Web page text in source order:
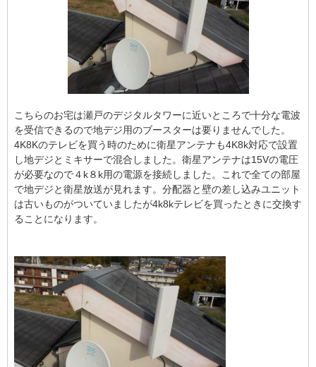
こちらのお宅は瀬戸のデジタルタワーに近いところで十分な電波
を受信できるので地デジ用のブースターは要りませんでした。
4K8Kのテレビを買う時のために衛星アンテナも4K8k対応で設置
し地デジとミキサーで混合しました。衛星アンテナは15Vの電圧
が必要なので４k８k用の電源を接続しました。これで全ての部屋
で地デジと衛星放送が見れます。分配器と壁の差し込みユニット
は古いものがついていましたが4k8kテレビを買ったときに交換す
ることになります。